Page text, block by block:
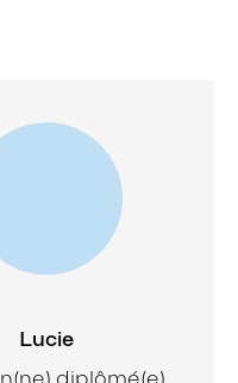
Lucie
diplômé(e)